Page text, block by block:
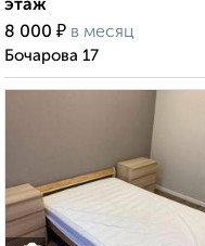
этаж
8 000 ₽ в месяц
Бочарова 17